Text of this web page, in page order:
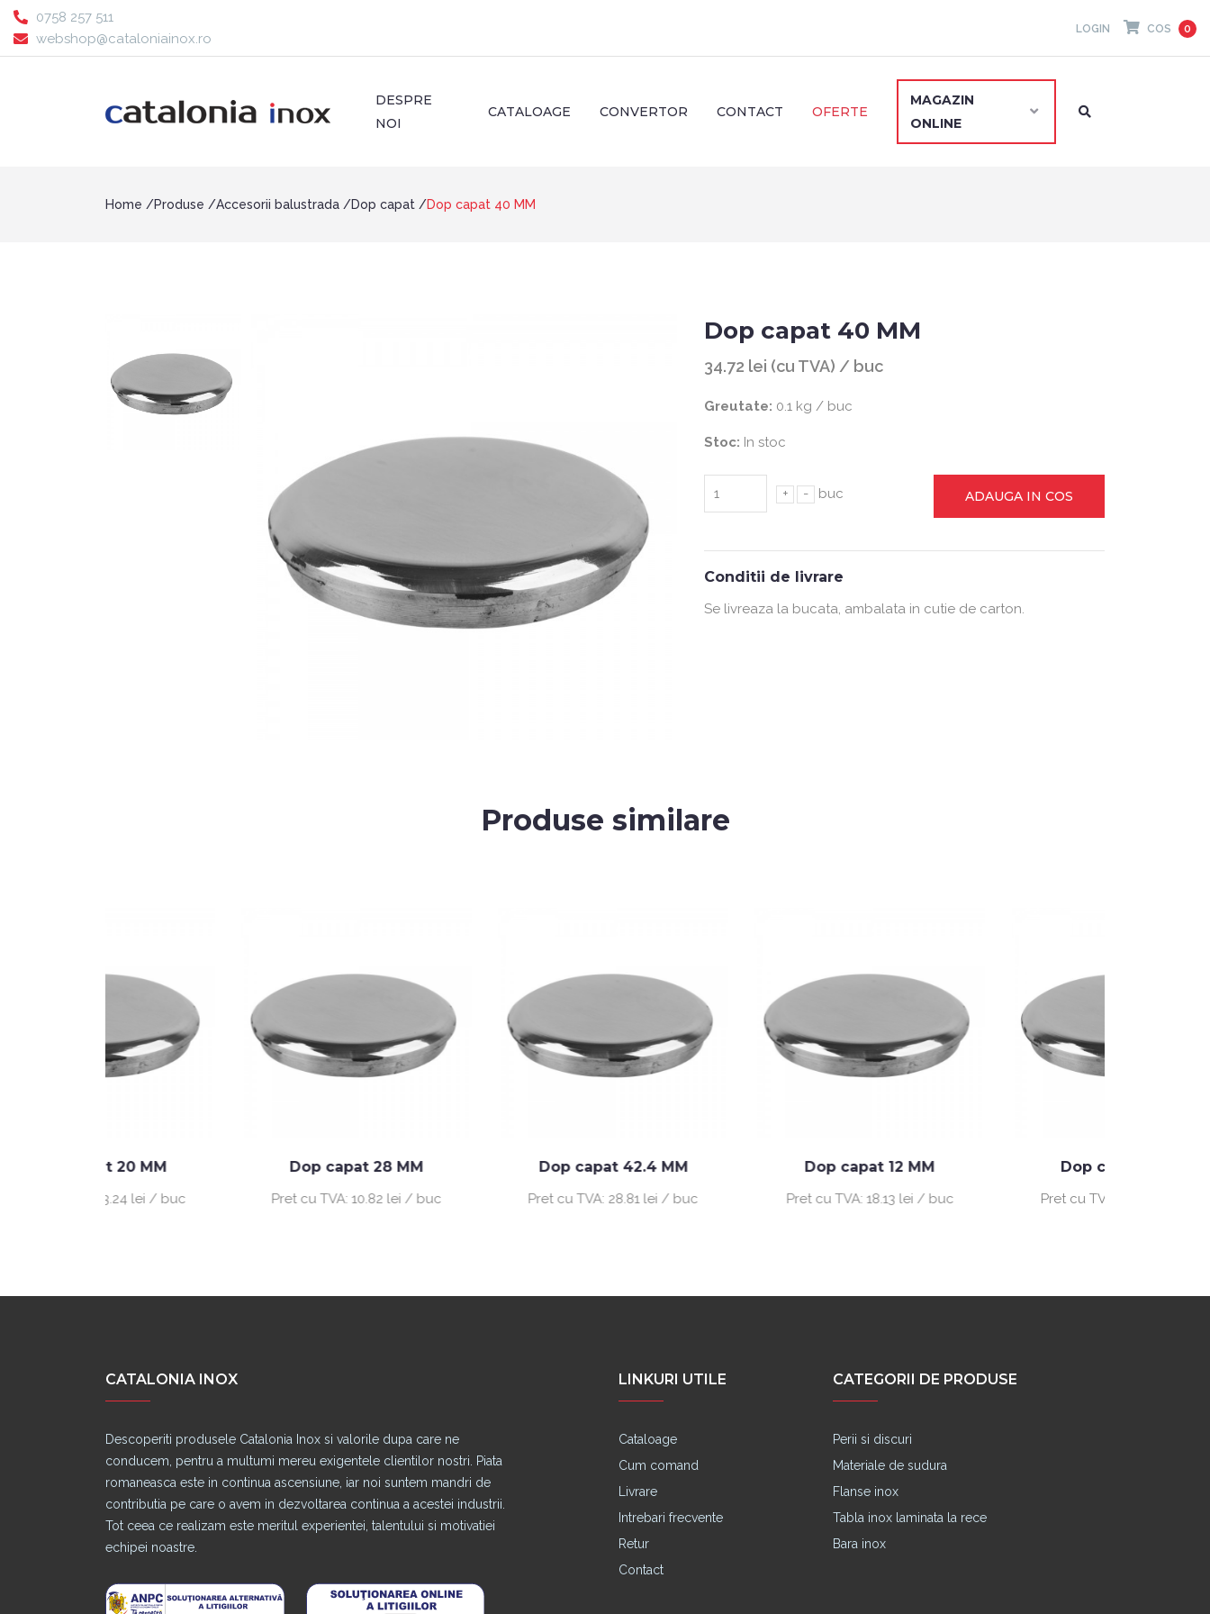
0758 257 511
webshop@cataloniainox.ro
LOGIN COS 0
DESPRE
NOI
CATALOAGE CONVERTOR CONTACT OFERTE
MAGAZIN
ONLINE
Home Produse Accesorii balustrada Dop capat Dop capat 40 MM
Dop capat 40 MM
34.72 lei (cu TVA) / buc
Greutate: 0.1 kg / buc
Stoc: In stoc
+ - buc ADAUGA IN COS
Conditii de livrare
Se livreaza la bucata, ambalata in cutie de carton.
Produse similare
Dop capat 28 MM
Pret cu TVA: 10.82 lei / buc
Dop capat 42.4 MM
Pret cu TVA: 28.81 lei / buc
Dop capat 12 MM
Pret cu TVA: 18.13 lei / buc
Dop capat 25 MM
Pret cu TVA: 19.29 lei / buc
CATALONIA INOX
Descoperiti produsele Catalonia Inox si valorile dupa care ne
conducem, pentru a multumi mereu exigentele clientilor nostri. Piata
romaneasca este in continua ascensiune, iar noi suntem mandri de
contributia pe care o avem in dezvoltarea continua a acestei industrii.
Tot ceea ce realizam este meritul experientei, talentului si motivatiei
echipei noastre.
LINKURI UTILE
Cataloage
Cum comand
Livrare
Intrebari frecvente
Retur
Contact
CATEGORII DE PRODUSE
Perii si discuri
Materiale de sudura
Flanse inox
Tabla inox laminata la rece
Bara inox